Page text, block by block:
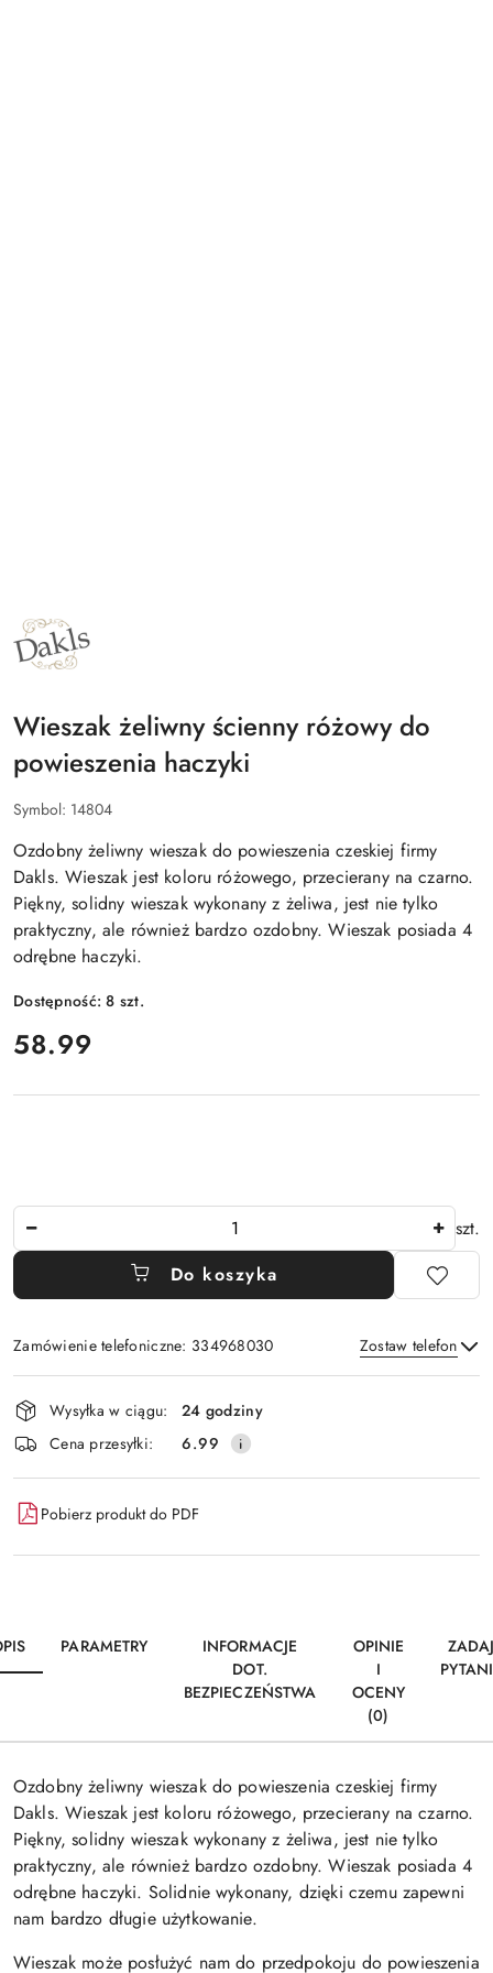
PRODUCENTA:
DAKLS
Wieszak żeliwny ścienny różowy do
powieszenia haczyki
Symbol: 14804
Ozdobny żeliwny wieszak do powieszenia czeskiej firmy
Dakls. Wieszak jest koloru różowego, przecierany na czarno.
Piękny, solidny wieszak wykonany z żeliwa, jest nie tylko
praktyczny, ale również bardzo ozdobny. Wieszak posiada 4
odrębne haczyki.
Dostępność:8 szt.
cena:
58.99
szt.
Do koszyka
Zamówienie telefoniczne: 334968030 Zostaw telefon
Wyślij
Dostępność
i
dostawa
Wysyłka w ciągu:
24 godziny
Cena przesyłki:
6.99
Pobierz produkt do PDF
PARAMETRY
INFORMACJE
DOT.
BEZPIECZEŃSTWA
OPINIE
I
OCENY
(0)
Ozdobny żeliwny wieszak do powieszenia czeskiej firmy
Dakls. Wieszak jest koloru różowego, przecierany na czarno.
Piękny, solidny wieszak wykonany z żeliwa, jest nie tylko
praktyczny, ale również bardzo ozdobny. Wieszak posiada 4
odrębne haczyki. Solidnie wykonany, dzięki czemu zapewni
nam bardzo długie użytkowanie.
Wieszak może posłużyć nam do przedpokoju do powieszenia